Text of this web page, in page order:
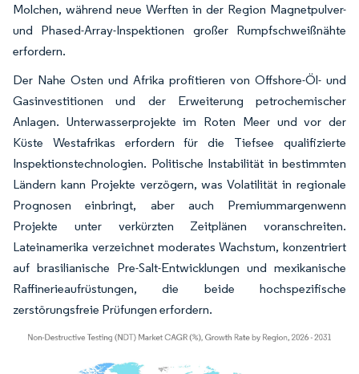
Molchen, während neue Werften in der Region Magnetpulver-
und Phased-Array-Inspektionen großer Rumpfschweißnähte
erfordern.
Der Nahe Osten und Afrika profitieren von Offshore-Öl- und
Gasinvestitionen und der Erweiterung petrochemischer
Anlagen. Unterwasserprojekte im Roten Meer und vor der
Küste Westafrikas erfordern für die Tiefsee qualifizierte
Inspektionstechnologien. Politische Instabilität in bestimmten
Ländern kann Projekte verzögern, was Volatilität in regionale
Prognosen einbringt, aber auch Premiummargenwenn
Projekte unter verkürzten Zeitplänen voranschreiten.
Lateinamerika verzeichnet moderates Wachstum, konzentriert
auf brasilianische Pre-Salt-Entwicklungen und mexikanische
Raffinerieaufrüstungen, die beide hochspezifische
zerstörungsfreie Prüfungen erfordern.